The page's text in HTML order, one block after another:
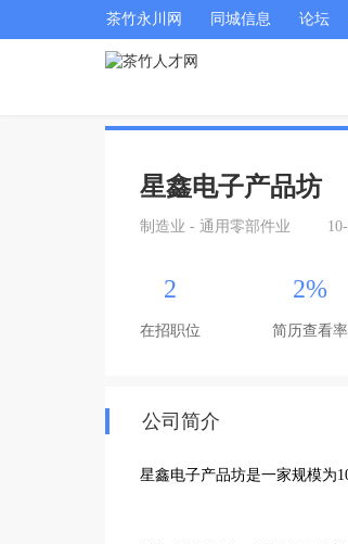
茶竹永川网 同城信息 论坛
星鑫电子产品坊
制造业 - 通用零部件业
2
在招职位
2%
简历查看率
公司简介
星鑫电子产品坊是一家规模为